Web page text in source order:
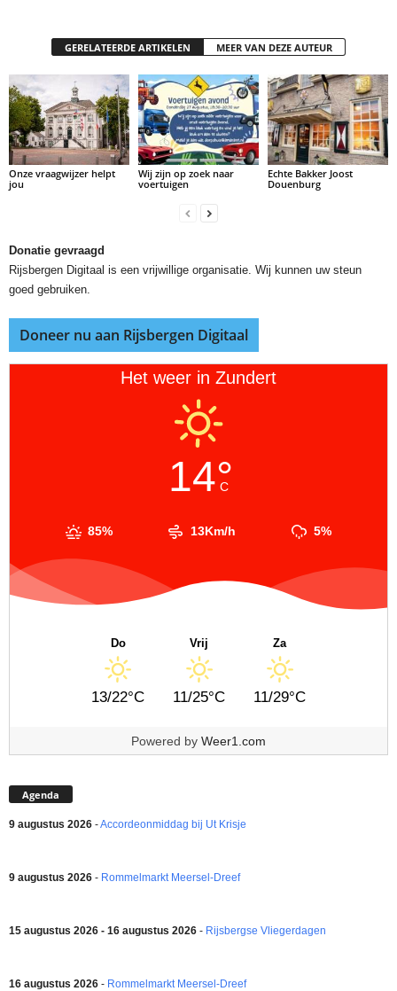
GERELATEERDE ARTIKELEN MEER VAN DEZE AUTEUR
Onze vraagwijzer helpt
jou
Wij zijn op zoek naar
voertuigen
Echte Bakker Joost
Douenburg
Donatie gevraagd
Rijsbergen Digitaal is een vrijwillige organisatie. Wij kunnen uw steun
goed gebruiken.
Doneer nu aan Rijsbergen Digitaal
Het weer in Zundert
14°
C
85% 13Km/h 5%
Do
13/22°C
Vrij
11/25°C
Za
11/29°C
Powered by Weer1.com
Agenda
9 augustus 2026 -Accordeonmiddag bij Ut Krisje
9 augustus 2026 - Rommelmarkt Meersel-Dreef
15 augustus 2026 - 16 augustus 2026 - Rijsbergse Vliegerdagen
16 augustus 2026 - Rommelmarkt Meersel-Dreef